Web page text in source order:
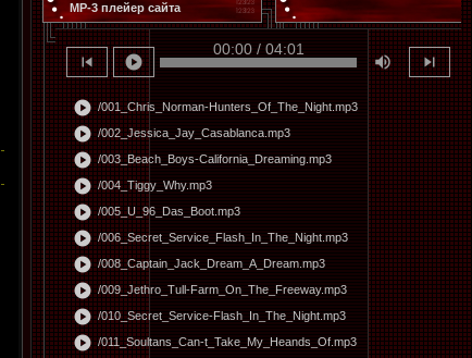
MP-3 плейер сайта
skip_previous play_circle
00:00 / 04:01
volume_up skip_next
play_circle /001_Chris_Norman-Hunters_Of_The_Night.mp3
play_circle /002_Jessica_Jay_Casablanca.mp3
play_circle /003_Beach_Boys-California_Dreaming.mp3
play_circle /004_Tiggy_Why.mp3
play_circle /005_U_96_Das_Boot.mp3
play_circle /006_Secret_Service_Flash_In_The_Night.mp3
play_circle /008_Captain_Jack_Dream_A_Dream.mp3
play_circle /009_Jethro_Tull-Farm_On_The_Freeway.mp3
play_circle /010_Secret_Service-Flash_In_The_Night.mp3
play_circle /011_Soultans_Can-t_Take_My_Heands_Of.mp3